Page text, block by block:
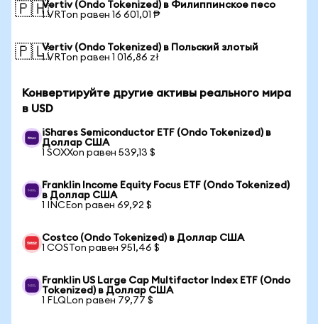
🇵🇭Vertiv (Ondo Tokenized) в Филиппинское песо
1 VRTon равен 16 601,01 ₱
🇵🇱Vertiv (Ondo Tokenized) в Польский злотый
1 VRTon равен 1 016,86 zł
Конвертируйте другие активы реального мира
в USD
iShares Semiconductor ETF (Ondo Tokenized) в
Доллар США
1 SOXXon равен 539,13 $
Franklin Income Equity Focus ETF (Ondo Tokenized)
в Доллар США
1 INCEon равен 69,92 $
Costco (Ondo Tokenized) в Доллар США
1 COSTon равен 951,46 $
Franklin US Large Cap Multifactor Index ETF (Ondo
Tokenized) в Доллар США
1 FLQLon равен 79,77 $